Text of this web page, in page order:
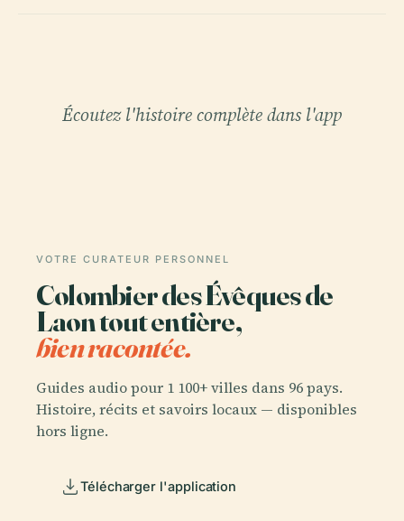
Écoutez l'histoire complète dans l'app
VOTRE CURATEUR PERSONNEL
Colombier des Évêques de
Laon tout entière,
bien racontée.
Guides audio pour 1 100+ villes dans 96 pays.
Histoire, récits et savoirs locaux — disponibles
hors ligne.
Télécharger l'application